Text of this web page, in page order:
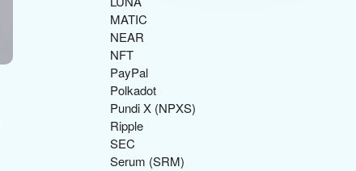
MATIC
NEAR
NFT
PayPal
Polkadot
Pundi X (NPXS)
Ripple
SEC
Serum (SRM)